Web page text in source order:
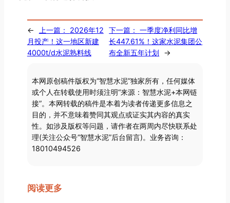
← 上一篇： 2026年12
月投产！这一地区新建
4000t/d水泥熟料线
下一篇：
一季度净利同比增
长447.61%！这家水泥集团公
布全新五年计划
→
本网原创稿件版权为“智慧水泥”独家所有，任何媒体
或个人在转载使用时须注明“来源：智慧水泥+本网链
接”。本网转载的稿件是本着为读者传递更多信息之
目的，并不意味着赞同其观点或证实其内容的真实
性。如涉及版权等问题，请作者在两周内尽快联系处
理(关注公众号“智慧水泥”后台留言)。业务咨询：
18010494526
阅读更多